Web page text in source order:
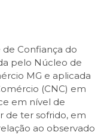
Confiança do
pelo Núcleo de
MG e aplicada
(CNC) em
em nível de
de ter sofrido, em
ao observado